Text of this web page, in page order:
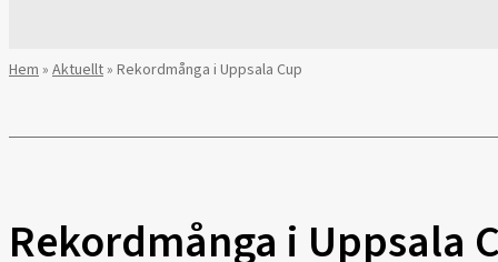
Hem » Aktuellt» Rekordmånga i Uppsala Cup
Rekordmånga i Uppsala